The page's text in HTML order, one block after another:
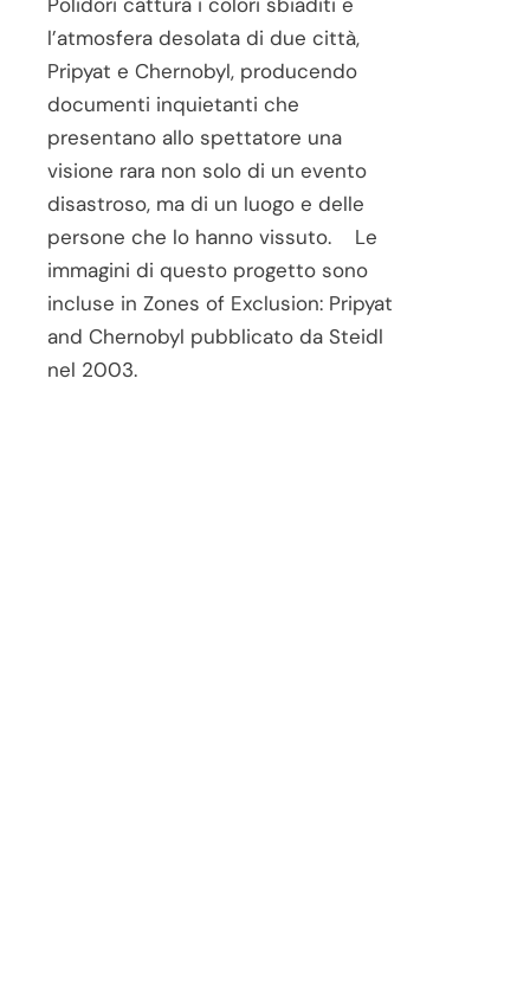
l’atmosfera desolata di due città,
Pripyat e Chernobyl, producendo
documenti inquietanti che
presentano allo spettatore una
visione rara non solo di un evento
disastroso, ma di un luogo e delle
persone che lo hanno vissuto. Le
immagini di questo progetto sono
incluse in Zones of Exclusion: Pripyat
and Chernobyl pubblicato da Steidl
nel 2003.